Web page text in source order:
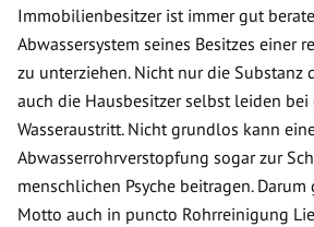
Immobilienbesitzer ist immer gut
Abwassersystem seines Besitzes einer
zu unterziehen. Nicht nur die Substanz
auch die Hausbesitzer selbst leiden
Wasseraustritt. Nicht grundlos kann
Abwasserrohrverstopfung sogar zur
menschlichen Psyche beitragen.
Motto auch in puncto Rohrreinigung